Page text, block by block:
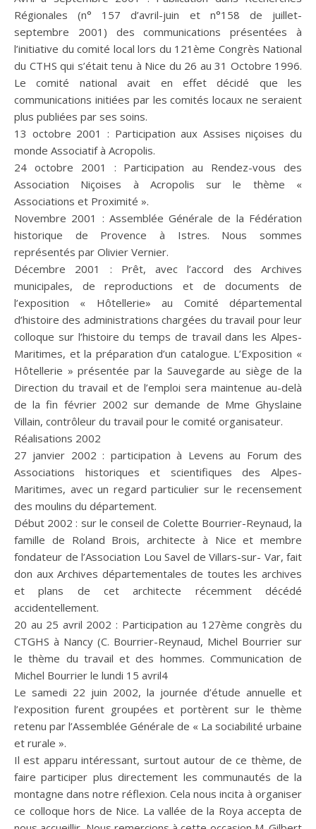
Régionales (n° 157 d’avril-juin et n°158 de juillet-
septembre 2001) des communications présentées à
l’initiative du comité local lors du 121ème Congrès National
du CTHS qui s’était tenu à Nice du 26 au 31 Octobre 1996.
Le comité national avait en effet décidé que les
communications initiées par les comités locaux ne seraient
plus publiées par ses soins.
13 octobre 2001 : Participation aux Assises niçoises du
monde Associatif à Acropolis.
24 octobre 2001 : Participation au Rendez-vous des
Association Niçoises à Acropolis sur le thème «
Associations et Proximité ».
Novembre 2001 : Assemblée Générale de la Fédération
historique de Provence à Istres. Nous sommes
représentés par Olivier Vernier.
Décembre 2001 : Prêt, avec l’accord des Archives
municipales, de reproductions et de documents de
l’exposition « Hôtellerie» au Comité départemental
d’histoire des administrations chargées du travail pour leur
colloque sur l’histoire du temps de travail dans les Alpes-
Maritimes, et la préparation d’un catalogue. L’Exposition «
Hôtellerie » présentée par la Sauvegarde au siège de la
Direction du travail et de l’emploi sera maintenue au-delà
de la fin février 2002 sur demande de Mme Ghyslaine
Villain, contrôleur du travail pour le comité organisateur.
Réalisations 2002
27 janvier 2002 : participation à Levens au Forum des
Associations historiques et scientifiques des Alpes-
Maritimes, avec un regard particulier sur le recensement
des moulins du département.
Début 2002 : sur le conseil de Colette Bourrier-Reynaud, la
famille de Roland Brois, architecte à Nice et membre
fondateur de l’Association Lou Savel de Villars-sur- Var, fait
don aux Archives départementales de toutes les archives
et plans de cet architecte récemment décédé
accidentellement.
20 au 25 avril 2002 : Participation au 127ème congrès du
CTGHS à Nancy (C. Bourrier-Reynaud, Michel Bourrier sur
le thème du travail et des hommes. Communication de
Michel Bourrier le lundi 15 avril4
Le samedi 22 juin 2002, la journée d’étude annuelle et
l’exposition furent groupées et portèrent sur le thème
retenu par l’Assemblée Générale de « La sociabilité urbaine
et rurale ».
Il est apparu intéressant, surtout autour de ce thème, de
faire participer plus directement les communautés de la
montagne dans notre réflexion. Cela nous incita à organiser
ce colloque hors de Nice. La vallée de la Roya accepta de